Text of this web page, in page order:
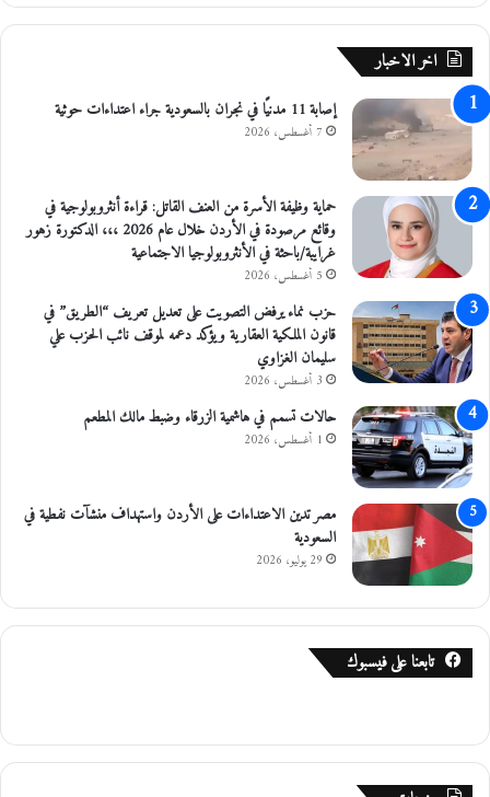
اخر الاخبار
إصابة 11 مدنيًا في نجران بالسعودية جراء اعتداءات حوثية
7 أغسطس، 2026
حماية وظيفة الأسرة من العنف القاتل: قراءة أنثروبولوجية في
وقائع مرصودة في الأردن خلال عام 2026 ،،، الدكتورة زهور
غرايبة/باحثة في الأنثروبولوجيا الاجتماعية
5 أغسطس، 2026
حزب نماء يرفض التصويت على تعديل تعريف “الطريق” في
قانون الملكية العقارية ويؤكد دعمه لموقف نائب الحزب علي
سليمان الغزاوي
3 أغسطس، 2026
حالات تسمم في هاشمية الزرقاء وضبط مالك المطعم
1 أغسطس، 2026
مصر تدين الاعتداءات على الأردن واستهداف منشآت نفطية في
السعودية
29 يوليو، 2026
تابعنا على فيسبوك